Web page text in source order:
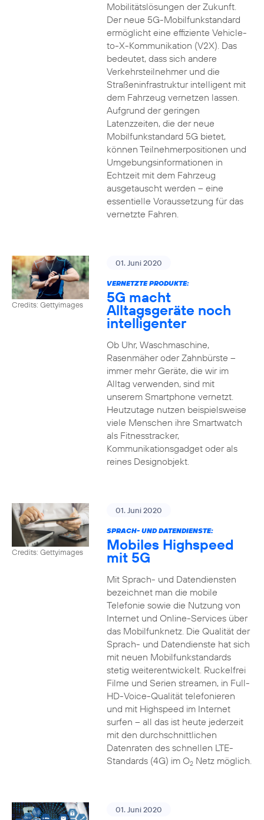
Mobilitätslösungen der Zukunft.
Der neue 5G-Mobilfunkstandard
ermöglicht eine effiziente Vehicle-
to-X-Kommunikation (V2X). Das
bedeutet, dass sich andere
Verkehrsteilnehmer und die
Straßeninfrastruktur intelligent mit
dem Fahrzeug vernetzen lassen.
Aufgrund der geringen
Latenzzeiten, die der neue
Mobilfunkstandard 5G bietet,
können Teilnehmerpositionen und
Umgebungsinformationen in
Echtzeit mit dem Fahrzeug
ausgetauscht werden – eine
essentielle Voraussetzung für das
vernetzte Fahren.
Credits: Gettyimages
01. Juni 2020
VERNETZTE PRODUKTE:
5G macht
Alltagsgeräte noch
intelligenter
Ob Uhr, Waschmaschine,
Rasenmäher oder Zahnbürste –
immer mehr Geräte, die wir im
Alltag verwenden, sind mit
unserem Smartphone vernetzt.
Heutzutage nutzen beispielsweise
viele Menschen ihre Smartwatch
als Fitnesstracker,
Kommunikationsgadget oder als
reines Designobjekt.
Credits: Gettyimages
01. Juni 2020
SPRACH- UND DATENDIENSTE:
Mobiles Highspeed
mit 5G
Mit Sprach- und Datendiensten
bezeichnet man die mobile
Telefonie sowie die Nutzung von
Internet und Online-Services über
das Mobilfunknetz. Die Qualität der
Sprach- und Datendienste hat sich
mit neuen Mobilfunkstandards
stetig weiterentwickelt. Ruckelfrei
Filme und Serien streamen, in Full-
HD-Voice-Qualität telefonieren
und mit Highspeed im Internet
surfen – all das ist heute jederzeit
mit den durchschnittlichen
Datenraten des schnellen LTE-
Standards (4G) im O2Netz möglich.
01. Juni 2020